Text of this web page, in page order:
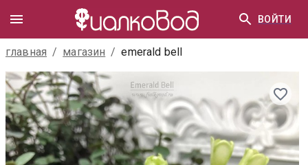
ВОЙТИ
главная / магазин / emerald bell